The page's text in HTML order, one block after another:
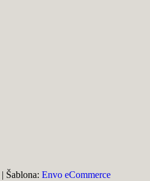
| Šablona: Envo eCommerce